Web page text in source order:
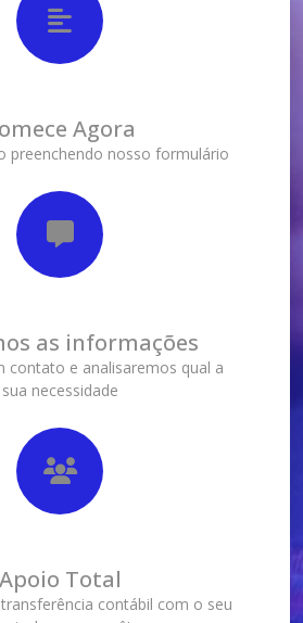
Agora
preenchendo nosso formulário
as informações
contato e analisaremos qual a
sua necessidade
Apoio Total
contábil com o seu